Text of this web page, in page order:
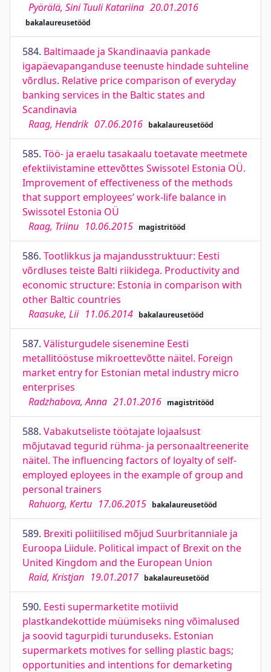
Pyörälä, Sini Tuuli Katariina 20.01.2016
bakalaureusetööd
584. Baltimaade ja Skandinaavia pankade
igapäevapanganduse teenuste hindade suhteline
võrdlus. Relative price comparison of everyday
banking services in the Baltic states and
Scandinavia
Raag, Hendrik 07.06.2016 bakalaureusetööd
585. Töö- ja eraelu tasakaalu toetavate meetmete
efektiivistamine ettevõttes Swissotel Estonia OÜ.
Improvement of effectiveness of the methods
that support employees’ work-life balance in
Swissotel Estonia OÜ
Raag, Triinu 10.06.2015 magistritööd
586. Tootlikkus ja majandusstruktuur: Eesti
võrdluses teiste Balti riikidega. Productivity and
economic structure: Estonia in comparison with
other Baltic countries
Raasuke, Lii 11.06.2014 bakalaureusetööd
587. Välisturgudele sisenemine Eesti
metallitööstuse mikroettevõtte näitel. Foreign
market entry for Estonian metal industry micro
enterprises
Radzhabova, Anna 21.01.2016 magistritööd
588. Vabakutseliste töötajate lojaalsust
mõjutavad tegurid rühma- ja personaaltreenerite
näitel. The influencing factors of loyalty of self-
employed eployees in the example of group and
personal trainers
Rahuorg, Kertu 17.06.2015 bakalaureusetööd
589. Brexiti poliitilised mõjud Suurbritanniale ja
Euroopa Liidule. Political impact of Brexit on the
United Kingdom and the European Union
Raid, Kristjan 19.01.2017 bakalaureusetööd
590. Eesti supermarketite motiivid
plastkandekottide müümiseks ning võimalused
ja soovid tagurpidi turunduseks. Estonian
supermarkets motives for selling plastic bags;
opportunities and intentions for demarketing